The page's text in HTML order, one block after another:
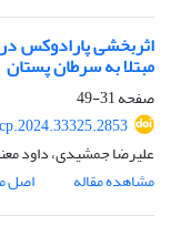
اثربخشی پارادوکس
مبتلا به سرطان پستان
صفحه31-49
علیرضا جمشیدی، داود
مشاهده مقاله
اصل